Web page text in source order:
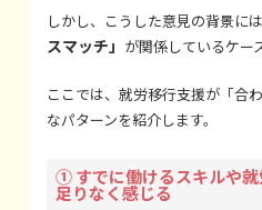
しかし、こうした意見の背景に
スマッチ」 が関係しているケー
ここでは、就労移行支援が「合
なパターンを紹介します。
① すでに働けるスキルや
足りなく感じる